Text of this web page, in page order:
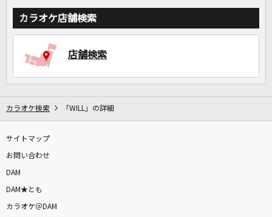
カラオケ店舗検索
店舗検索
カラオケ検索 「WILL」の詳細
サイトマップ
お問い合わせ
DAM
DAM★とも
カラオケ＠DAM